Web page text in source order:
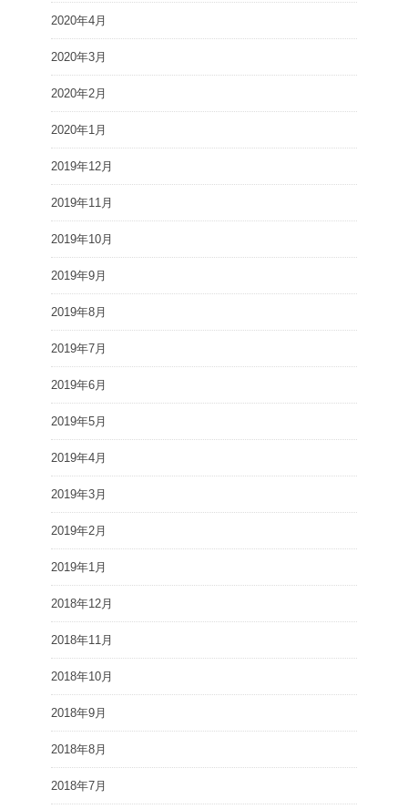
2020年4月
2020年3月
2020年2月
2020年1月
2019年12月
2019年11月
2019年10月
2019年9月
2019年8月
2019年7月
2019年6月
2019年5月
2019年4月
2019年3月
2019年2月
2019年1月
2018年12月
2018年11月
2018年10月
2018年9月
2018年8月
2018年7月